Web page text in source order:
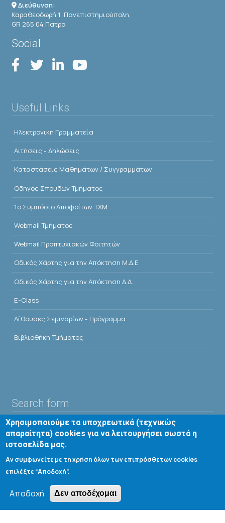
Διεύθυνση:
Καραθεοδωρή 1, Πανεπιστημιούπολη,
GR 265 04 Πατρα
Social
Useful Links
Ηλεκτρονική Γραμματεία
Αιτήσεις - Δηλώσεις
Kαταστάσεις Μαθημάτων / Συγγραμμάτων
Οδηγός Σπουδών Τμήματος
1o Συμπόσιο Αποφοίτων ΤΧΜ
Webmail Τμήματος
Webmail Προπτυχιακών Φοιτητών
Οδικός Χάρτης για την Απόκτηση Μ.Δ.Ε
Οδικός Χάρτης για την Απόκτηση Δ.Δ.
E-Class
Αίθουσες Σεμιναρίων - Πρόγραμμα
Βιβλιοθήκη Τμήματος
Search form
Αναζήτηση
Tools
Μενού λογαριασμού χρήστη
Log in
Χρησιμοποιούμε τα υποχρεωτικά (τεχνικώς
απαραίτητα) cookies για να λειτουργήσει σωστά η
ιστοσελίδα μας.
Αν συμφωνείτε με τη χρήση όλων των επιπρόσθετων cookies
επιλέξτε “Αποδοχή”.
Αποδοχή Δεν αποδέχομαι